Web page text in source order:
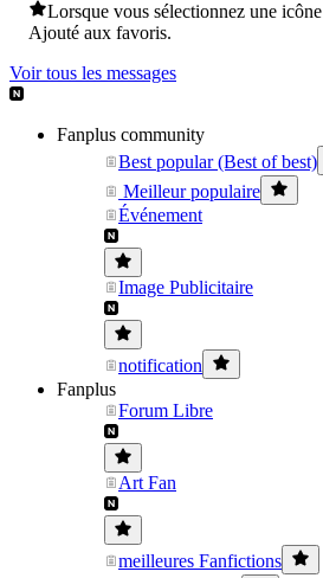
Lorsque vous sélectionnez une icône
Ajouté aux favoris.
Voir tous les messages
Fanplus community
Best popular (Best of best)
Meilleur populaire
Événement
Image Publicitaire
notification
Fanplus
Forum Libre
Art Fan
meilleures Fanfictions